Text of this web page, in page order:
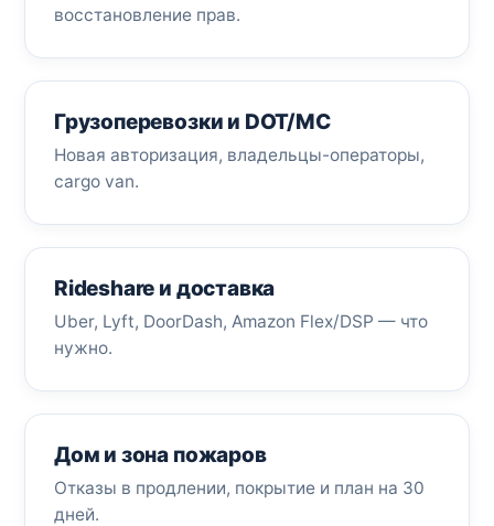
восстановление прав.
Грузоперевозки и DOT/MC
Новая авторизация, владельцы-операторы,
cargo van.
Rideshare и доставка
Uber, Lyft, DoorDash, Amazon Flex/DSP — что
нужно.
Дом и зона пожаров
Отказы в продлении, покрытие и план на 30
дней.